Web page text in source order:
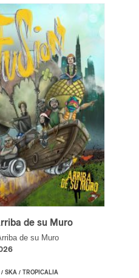
de su Muro
de su Muro
/ SKA / TROPICALIA